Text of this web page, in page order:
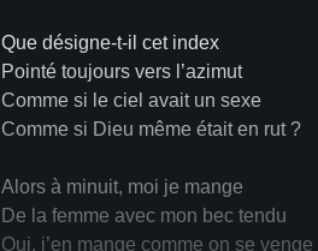
Que désigne-t-il cet index
Pointé toujours vers l’azimut
Comme si le ciel avait un sexe
Comme si Dieu même était en rut ?
Alors à minuit, moi je mange
De la femme avec mon bec tendu
Oui, j’en mange comme on se venge